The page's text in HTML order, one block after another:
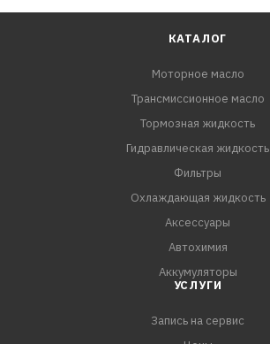
КАТАЛОГ
Моторное масло
Трансмиссионное масло
Тормозная жидкость
Гидравлическая жидкость
Фильтры
Охлаждающая жидкость
Аксессуары
Автохимия
Аккумуляторы
УСЛУГИ
Запись на сервис